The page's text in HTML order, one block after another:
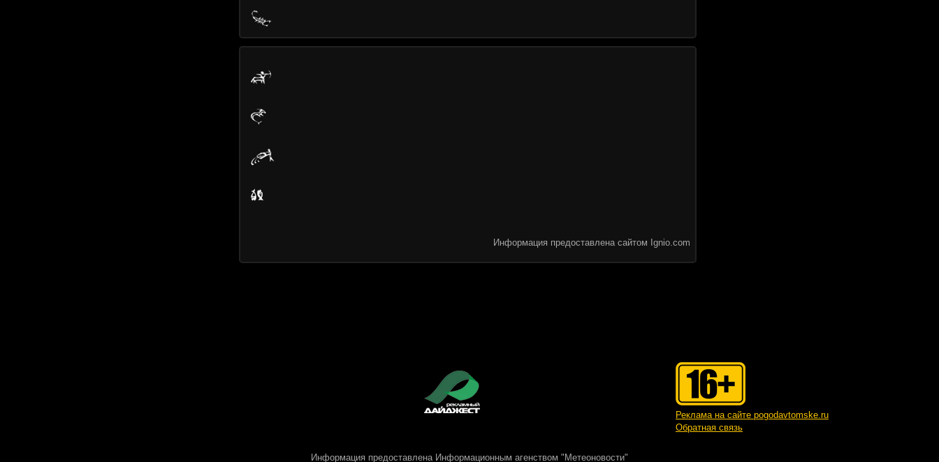
Информация предоставлена сайтом Ignio.com
Реклама на сайте pogodavtomske.ru
Обратная связь
Информация предоставлена Информационным агенством "Метеоновости"